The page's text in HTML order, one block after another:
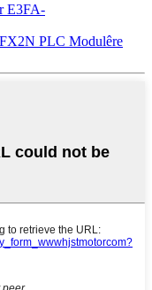
E3FA-
PLC Modulêre